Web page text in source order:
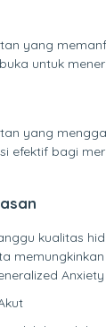
yang
untuk
yang
efektif bagi
kualitas